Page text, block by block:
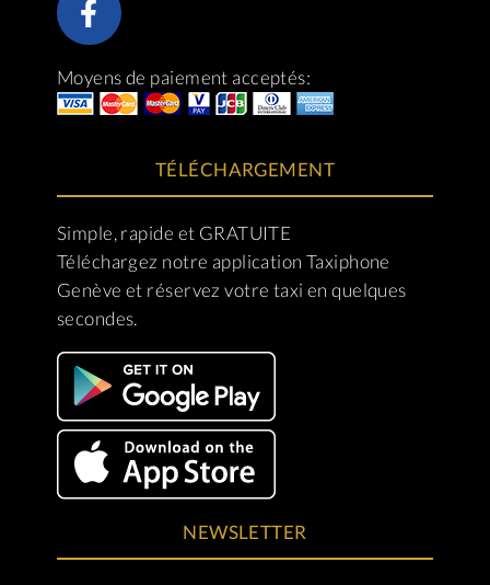
Moyens de paiement acceptés:
TÉLÉCHARGEMENT
Simple, rapide et GRATUITE
Téléchargez notre application Taxiphone
Genève et réservez votre taxi en quelques
secondes.
NEWSLETTER